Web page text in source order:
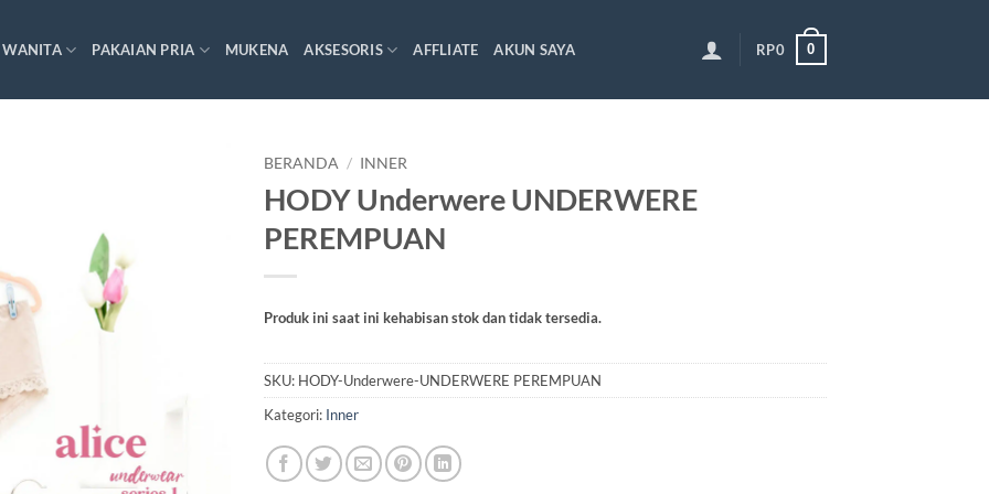
PAKAIAN PRIA MUKENA AKSESORIS AFFLIATE AKUN SAYA RP0 0
BERANDA / INNER
HODY Underwere UNDERWERE
PEREMPUAN
Produk ini saat ini kehabisan stok dan tidak tersedia.
SKU: HODY-Underwere-UNDERWERE PEREMPUAN
Kategori: Inner